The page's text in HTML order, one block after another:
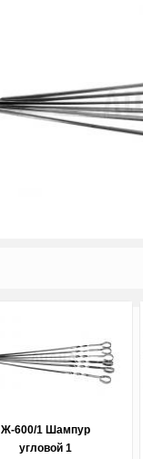
Ж-600/1 Шампур
угловой 1